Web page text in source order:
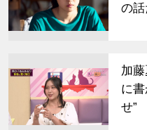
の
加
に
せ”